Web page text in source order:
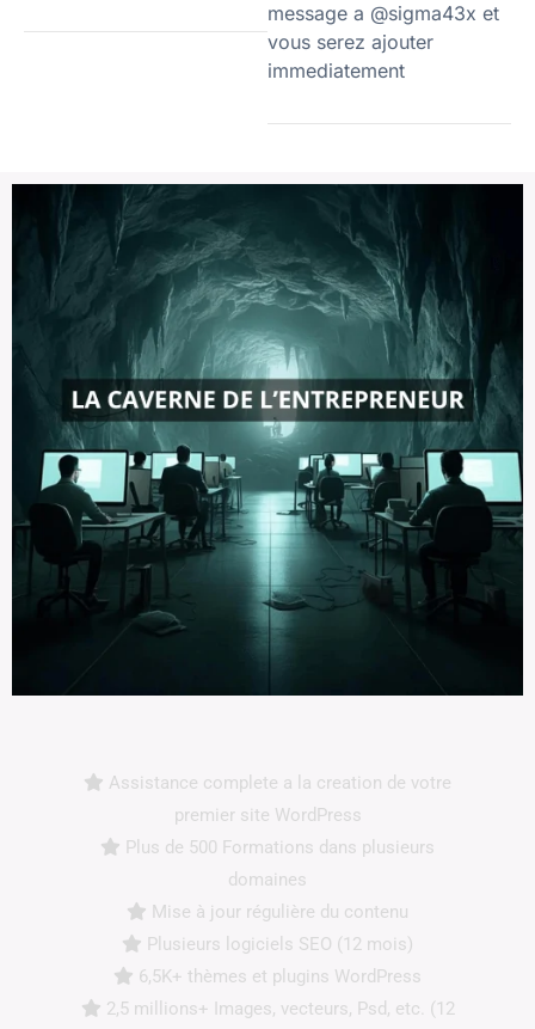
message a @sigma43x et
vous serez ajouter
immediatement
Assistance complete a la creation de votre
premier site WordPress
Plus de 500 Formations dans plusieurs
domaines
Mise à jour régulière du contenu
Plusieurs logiciels SEO (12 mois)
6,5K+ thèmes et plugins WordPress
2,5 millions+ Images, vecteurs, Psd, etc. (12